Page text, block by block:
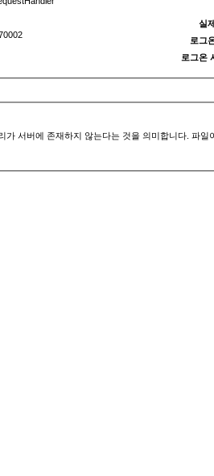
실
로그
로그온
가 서버에 존재하지 않는다는 것을 의미합니다. 파